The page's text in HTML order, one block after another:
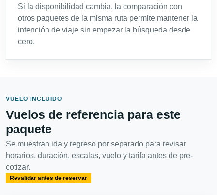
Si la disponibilidad cambia, la comparación con
otros paquetes de la misma ruta permite mantener la
intención de viaje sin empezar la búsqueda desde
cero.
VUELO INCLUIDO
Vuelos de referencia para este
paquete
Se muestran ida y regreso por separado para revisar
horarios, duración, escalas, vuelo y tarifa antes de pre-
cotizar.
Revalidar antes de reservar